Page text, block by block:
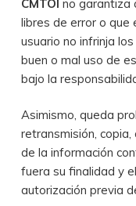
CMTOI no garantiza
libres de error o que
usuario no infrinja
buen o mal uso de
bajo la
Asimismo, queda
retransmisión,
de la información
fuera su finalidad y
autorización previa